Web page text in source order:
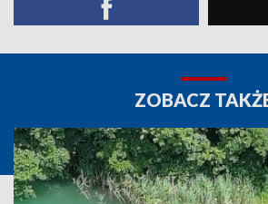
ZOBACZ